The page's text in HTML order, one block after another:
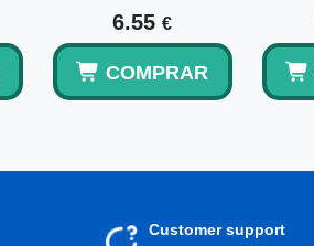
6.55 €
COMPRAR
Customer support